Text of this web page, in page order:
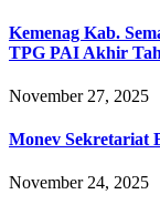
Kemenag Kab.
TPG PAI Akhir
November 27, 2025
Monev Sekretariat
November 24, 2025